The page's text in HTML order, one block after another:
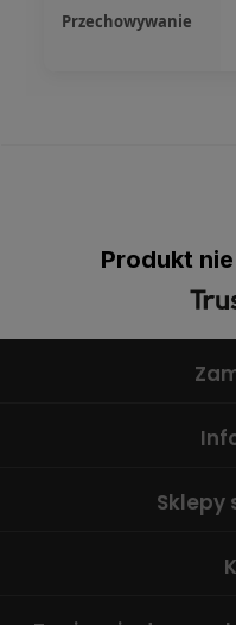
Przechowywanie
Produkt
Sklepy